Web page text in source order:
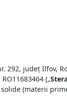
292, județ Ilfov,
(„
(materii